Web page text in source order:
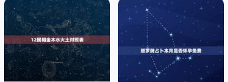
定要多注意自己的健康情况，平时注意饮食和运动养生，需
要注意在日常生活中不能过多熬夜或酗酒。
运势变差
总的来说，年出生的属牛人在47岁时运势会比较差……正所